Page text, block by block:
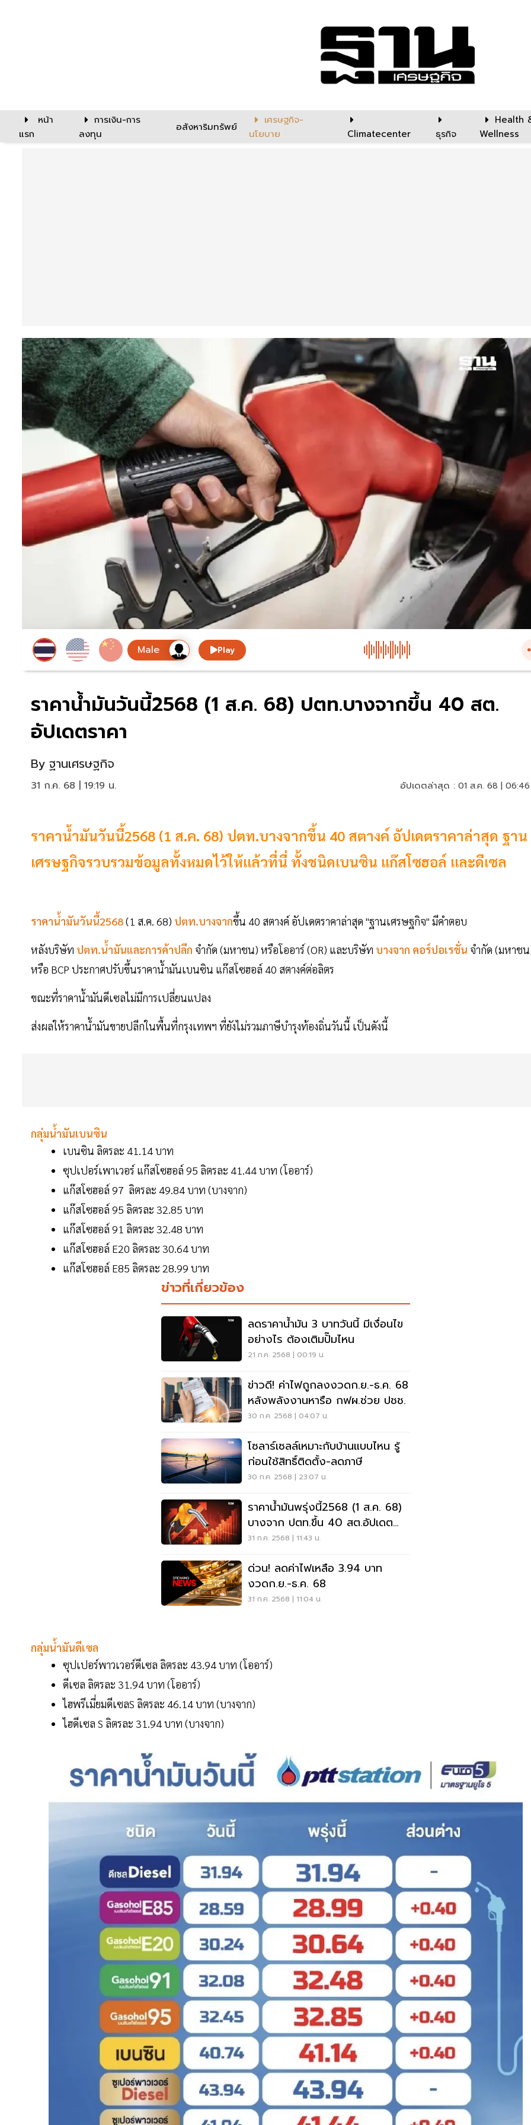
หน้า
แรก
การเงิน-การ
ลงทุน
อสังหาริมทรัพย์
เศรษฐกิจ-
นโยบาย
Climatecenter ธุรกิจ
Health
Wellness
Play
ราคาน้ำมันวันนี้2568 (1 ส.ค. 68) ปตท.บางจากขึ้น 40 สต.
อัปเดตราคา
By ฐานเศรษฐกิจ
31 ก.ค. 68 | 19:19 น. อัปเดตล่าสุด : 01 ส.ค. 68 |
ราคาน้ำมันวันนี้2568 (1 ส.ค. 68) ปตท.บางจากขึ้น 40 สตางค์ อัปเดตราคาล่าสุด ฐาน
เศรษฐกิจรวบรวมข้อมูลทั้งหมดไว้ให้แล้วที่นี่ ทั้งชนิดเบนซิน แก๊สโซฮอล์ และดีเซล
ราคาน้ำมันวันนี้2568(1 ส.ค. 68) ปตท.บางจากขึ้น 40 สตางค์ อัปเดตราคาล่าสุด "ฐานเศรษฐกิจ" มีคำตอบ
หลังบริษัท ปตท.น้ำมันและการค้าปลีก จำกัด (มหาชน) หรือโออาร์ (OR) และบริษัท บางจาก คอร์ปอเรชั่น จำกัด (มหาช
หรือ BCP ประกาศปรับขึ้นราคาน้ำมันเบนซิน แก๊สโซฮอล์ 40 สตางค์ต่อลิตร
ขณะที่ราคาน้ำมันดีเซลไม่มีการเปลี่ยนแปลง
ส่งผลให้ราคาน้ำมันขายปลีกในพื้นที่กรุงเทพฯ ที่ยังไม่รวมภาษีบำรุงท้องถิ่นวันนี้ เป็นดังนี้
กลุ่มน้ำมันเบนซิน
เบนซิน ลิตรละ 41.14 บาท
ซุปเปอร์เพาเวอร์ แก๊สโซฮอล์ 95 ลิตรละ 41.44 บาท (โออาร์)
แก๊สโซฮอล์ 97 ลิตรละ 49.84 บาท (บางจาก)
แก๊สโซฮอล์ 95 ลิตรละ 32.85 บาท
แก๊สโซฮอล์ 91 ลิตรละ 32.48 บาท
แก๊สโซฮอล์ E20 ลิตรละ 30.64 บาท
แก๊สโซฮอล์ E85 ลิตรละ 28.99 บาท
ข่าวที่เกี่ยวข้อง
ลดราคาน้ำมัน 3 บาทวันนี้ มีเงื่อนไข
อย่างไร ต้องเติมปั๊มไหน
21 ก.ค. 2568 | 00:19 น.
ข่าวดี! ค่าไฟถูกลงงวดก.ย.-ธ.ค. 68
หลังพลังงานหารือ กฟผ.ช่วย ปชช.
30 ก.ค. 2568 | 04:07 น.
โซลาร์เซลล์เหมาะกับบ้านแบบไหน รู้
ก่อนใช้สิทธิ์ติดตั้ง-ลดภาษี
30 ก.ค. 2568 | 23:07 น.
ราคาน้ำมันพรุ่งนี้2568 (1 ส.ค. 68)
บางจาก ปตท.ขึ้น 40 สต.อัปเดต
ราคา
31 ก.ค. 2568 | 11:43 น.
ด่วน! ลดค่าไฟเหลือ 3.94 บาท
งวดก.ย.-ธ.ค. 68
31 ก.ค. 2568 | 11:04 น.
กลุ่มน้ำมันดีเซล
ซุปเปอร์พาวเวอร์ดีเซล ลิตรละ 43.94 บาท (โออาร์)
ดีเซล ลิตรละ 31.94 บาท (โออาร์)
ไฮพรีเมี่ยมดีเซลS ลิตรละ 46.14 บาท (บางจาก)
ไฮดีเซล S ลิตรละ 31.94 บาท (บางจาก)